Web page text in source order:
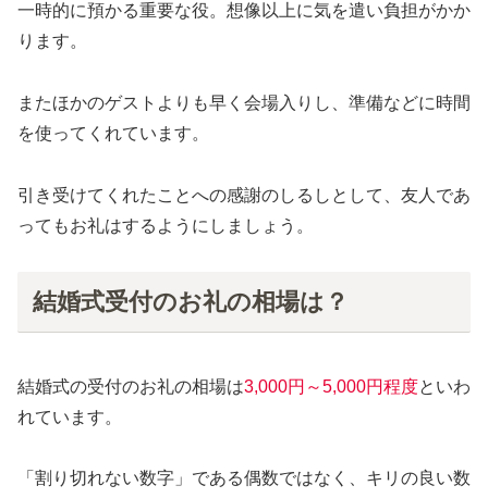
一時的に預かる重要な役。想像以上に気を遣い負担がかか
ります。
またほかのゲストよりも早く会場入りし、準備などに時間
を使ってくれています。
引き受けてくれたことへの感謝のしるしとして、友人であ
ってもお礼はするようにしましょう。
結婚式受付のお礼の相場は？
結婚式の受付のお礼の相場は3,000円～5,000円程度といわ
れています。
「割り切れない数字」である偶数ではなく、キリの良い数